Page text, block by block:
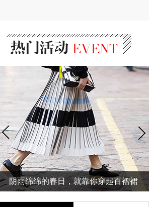
阴雨绵绵的春日，就靠你穿起百褶裙
美给我看了~